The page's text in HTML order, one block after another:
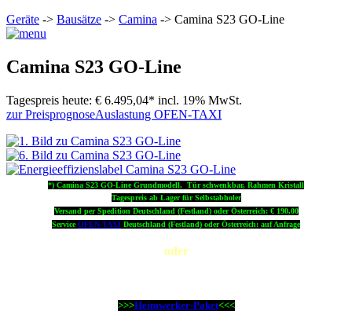
Geräte -> Bausätze -> Camina -> Camina S23 GO-Line
Camina S23 GO-Line
Tagespreis heute: € 6.495,04* incl. 19% MwSt.
zur PreisprognoseAuslastung OFEN-TAXI
*) Camina S23 GO-Line Grundmodell,
Tür schwenkbar, Rahmen Kristall
Tagespreis ab Lager für Selbstabholer
Versand per Spedition Deutschland (Festland) oder Österreich: € 190,00
ServiceOFEN-TAXI Deutschland (Festland) oder Österreich: auf Anfrage
oder
>>>Heimwerker-Paket<<<